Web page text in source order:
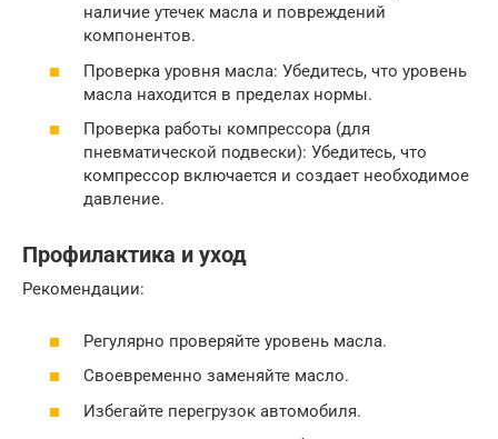
наличие утечек масла и повреждений
компонентов.
Проверка уровня масла: Убедитесь, что уровень
масла находится в пределах нормы.
Проверка работы компрессора (для
пневматической подвески): Убедитесь, что
компрессор включается и создает необходимое
давление.
Профилактика и уход
Рекомендации:
Регулярно проверяйте уровень масла.
Своевременно заменяйте масло.
Избегайте перегрузок автомобиля.